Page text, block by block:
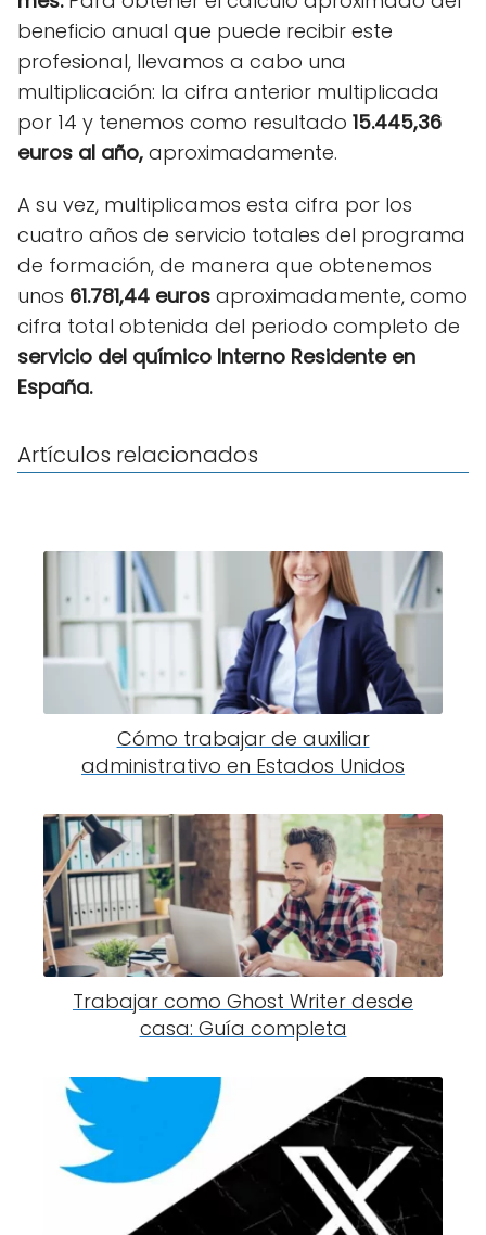
beneficio anual que puede recibir este
profesional, llevamos a cabo una
multiplicación: la cifra anterior multiplicada
por 14 y tenemos como resultado 15.445,36
euros al año, aproximadamente.
A su vez, multiplicamos esta cifra por los
cuatro años de servicio totales del programa
de formación, de manera que obtenemos
unos 61.781,44 euros aproximadamente, como
cifra total obtenida del periodo completo de
servicio del químico Interno Residente en
España.
Artículos relacionados
Cómo trabajar de auxiliar
administrativo en Estados Unidos
Trabajar como Ghost Writer desde
casa: Guía completa